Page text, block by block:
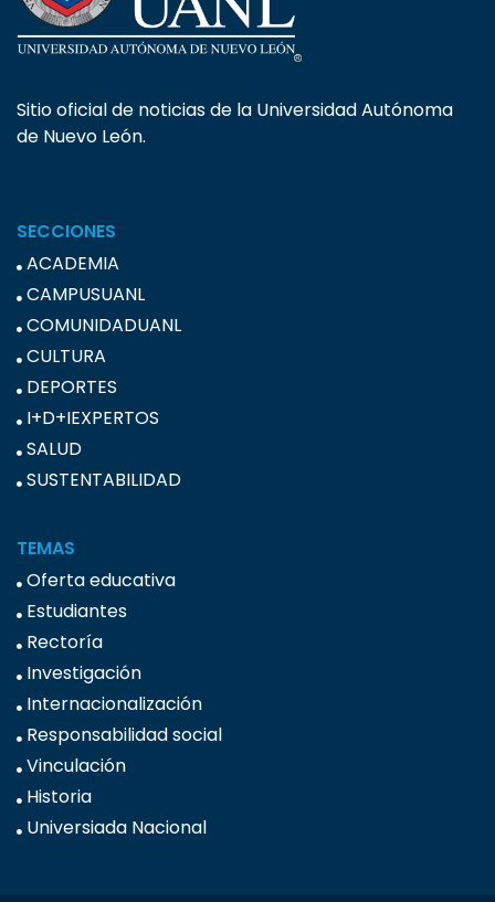
Sitio oficial de noticias de la Universidad Autónoma
de Nuevo León.
SECCIONES
ACADEMIA
CAMPUSUANL
COMUNIDADUANL
CULTURA
DEPORTES
I+D+IEXPERTOS
SALUD
SUSTENTABILIDAD
TEMAS
Oferta educativa
Estudiantes
Rectoría
Investigación
Internacionalización
Responsabilidad social
Vinculación
Historia
Universiada Nacional